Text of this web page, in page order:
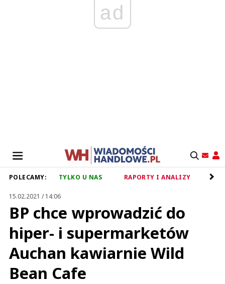
ad
POLECAMY: TYLKO U NAS RAPORTY I ANALIZY
15.02.2021 / 14:06
BP chce wprowadzić do
hiper- i supermarketów
Auchan kawiarnie Wild
Bean Cafe